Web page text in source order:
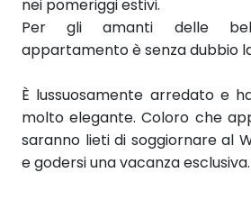
nei pomeriggi estivi.
Per gli amanti delle
appartamento è senza dubbio
È lussuosamente arredato e
molto elegante. Coloro che
saranno lieti di soggiornare al
e godersi una vacanza esclusiva.